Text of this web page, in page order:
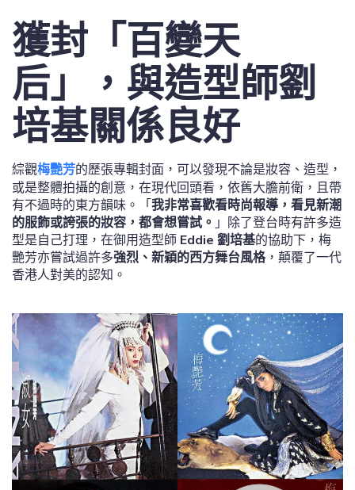
獲封「百變天
后」，與造型師劉
培基關係良好
綜觀梅艷芳的歷張專輯封面，可以發現不論是妝容、造型，
或是整體拍攝的創意，在現代回頭看，依舊大膽前衛，且帶
有不過時的東方韻味。「 我非常喜歡看時尚報導，看見新潮
的服飾或誇張的妝容，都會想嘗試。 」除了登台時有許多造
型是自己打理，在御用造型師 Eddie 劉培基的協助下，梅
艷芳亦嘗試過許多強烈、新穎的西方舞台風格，顛覆了一代
香港人對美的認知。